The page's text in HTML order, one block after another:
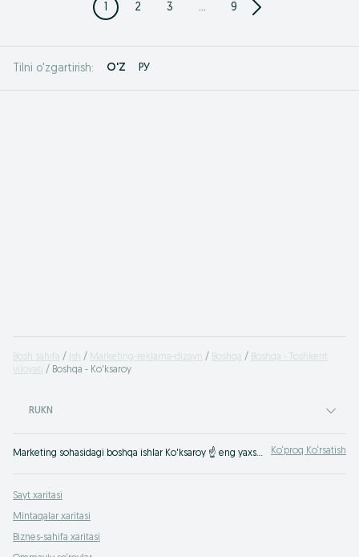
1 2 3 ... 9
Tilni o'zgartirish: O'Z РУ
Bosh sahifa Ish Marketing-reklama-dizayn Boshqa
Boshqa - Toshkent
viloyati
Boshqa - Ko'ksaroy
RUKN
Marketing sohasidagi boshqa ishlar Ko'ksaroy ☝ eng yaxshi reklama va dizayn ish o'rinlari ⮞⮞ OLX.uz Ko‘proq Ko‘rsatish
Sayt xaritasi
Mintaqalar xaritasi
Biznes-sahifa xaritasi